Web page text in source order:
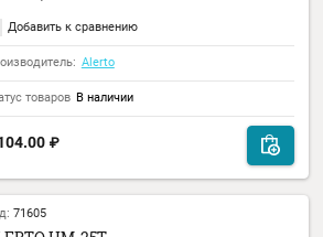
Производитель: Alerto
Статус товаров В наличии
7 092.00₽
Код:35030
ALERTO AM-01C